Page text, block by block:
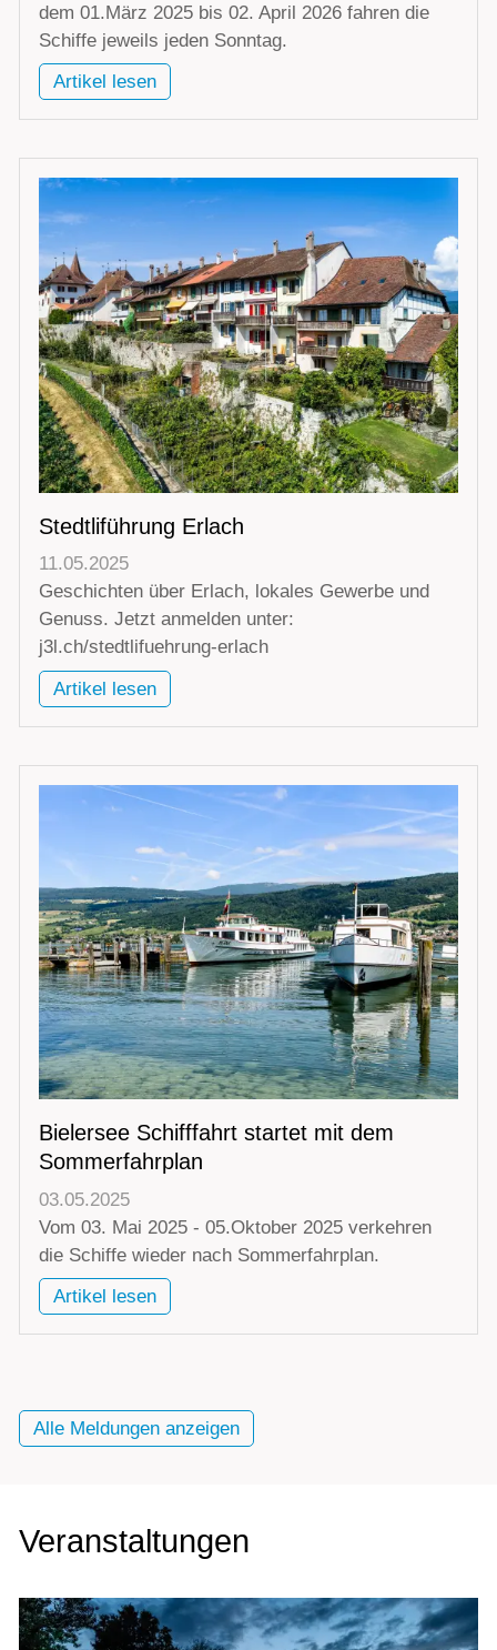
dem 01.März 2025 bis 02. April 2026 fahren die
Schiffe jeweils jeden Sonntag.
Artikel lesen
Stedtliführung Erlach
11.05.2025
Geschichten über Erlach, lokales Gewerbe und
Genuss. Jetzt anmelden unter:
j3l.ch/stedtlifuehrung-erlach
Artikel lesen
Bielersee Schifffahrt startet mit dem
Sommerfahrplan
03.05.2025
Vom 03. Mai 2025 - 05.Oktober 2025 verkehren
die Schiffe wieder nach Sommerfahrplan.
Artikel lesen
Alle Meldungen anzeigen
Veranstaltungen